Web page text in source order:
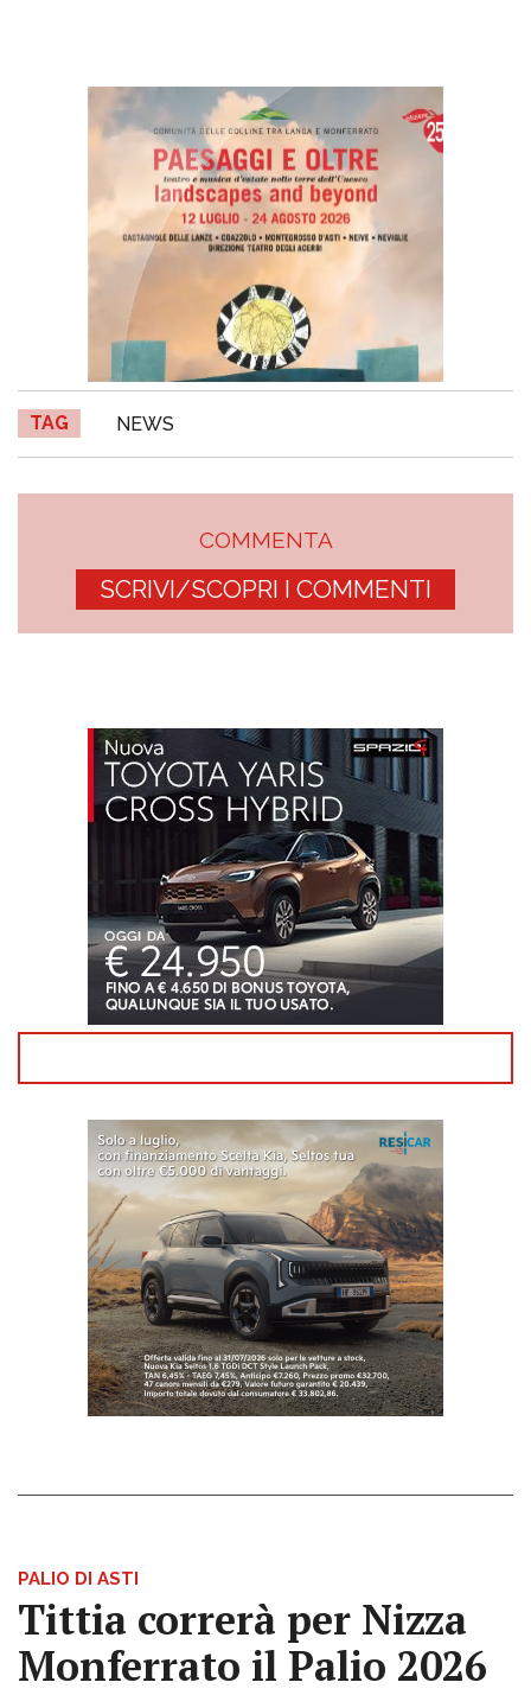
TAG NEWS
COMMENTA
SCRIVI/SCOPRI I COMMENTI
PALIO DI ASTI
Tittia correrà per Nizza
Monferrato il Palio 2026